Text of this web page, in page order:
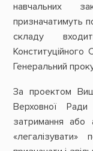
навчальних
призначатимуть
складу
Генеральний
За проектом
Верховної
затримання або